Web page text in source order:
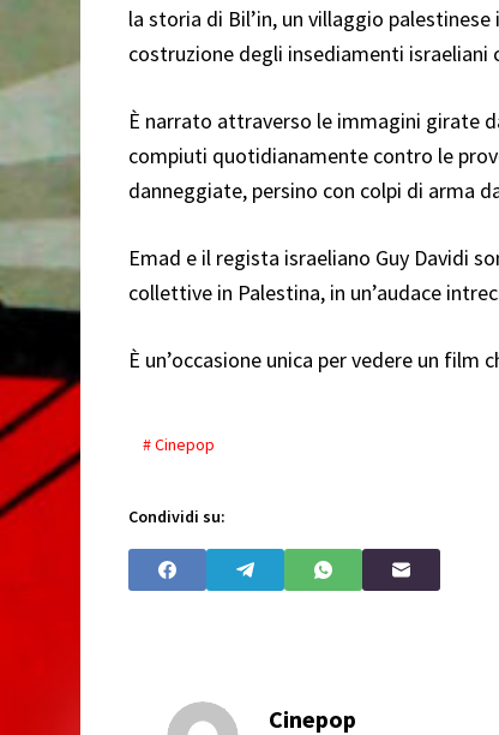
la storia di Bil’in, un villaggio
costruzione degli insediamenti israeliani
È narrato attraverso le immagini girate
compiuti quotidianamente contro le
danneggiate, persino con colpi di arma
Emad e il regista israeliano Guy Davidi
collettive in Palestina, in un’audace
È un’occasione unica per vedere un
# Cinepop
Condividi su:
Cinepop